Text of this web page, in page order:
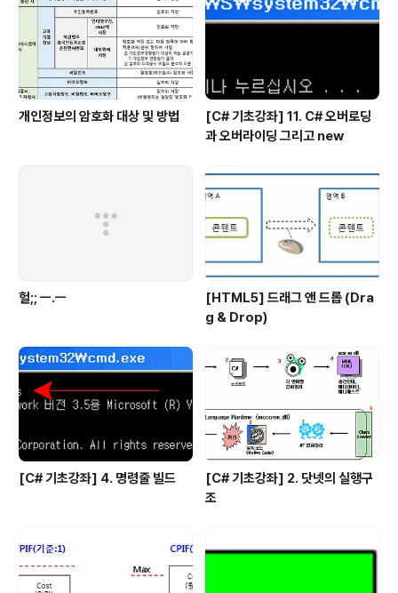
개인정보의 암호화 대상 및 방법
[C# 기초강좌] 11. C# 오버로딩
과 오버라이딩 그리고 new
헐;; ㅡ.ㅡ
[HTML5] 드래그 앤 드롭 (Dra
g & Drop)
[C# 기초강좌] 4. 명령줄 빌드
[C# 기초강좌] 2. 닷넷의 실행구
조